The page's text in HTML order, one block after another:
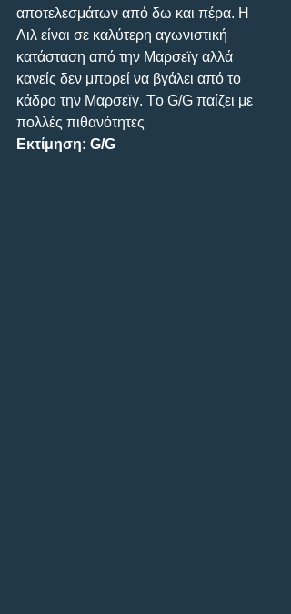
αποτελεσμάτων από δω και πέρα. Η
Λιλ είναι σε καλύτερη αγωνιστική
κατάσταση από την Μαρσεϊγ αλλά
κανείς δεν μπορεί να βγάλει από το
κάδρο την Μαρσεϊγ. Tο G/G παίζει με
πολλές πιθανότητες
Εκτίμηση: G/G